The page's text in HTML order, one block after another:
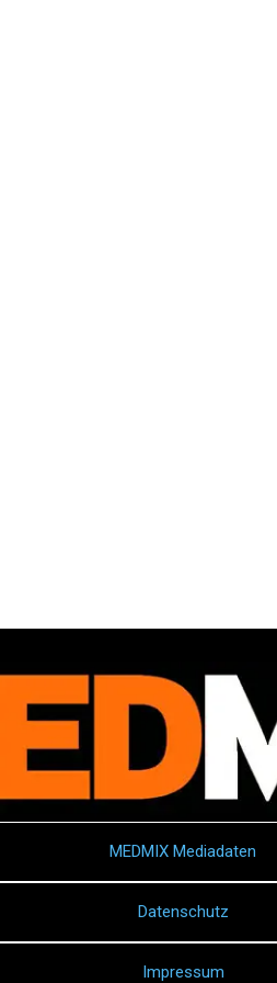
MEDMIX Mediadaten
Datenschutz
Impressum